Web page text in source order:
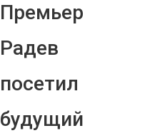
Премьер
Радев
посетил
будущий